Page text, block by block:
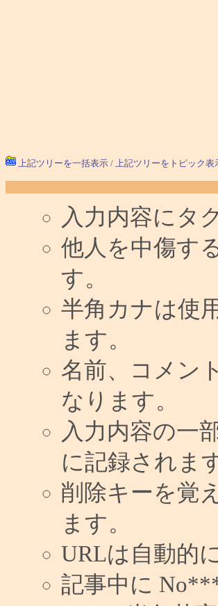
上記ツリーを一括表示 / 上記ツリーをトピック表
入力内容にタ
他人を中傷す
す。
半角カナは使
ます。
名前、コメン
なります。
入力内容の一
に記録されま
削除キーを覚
ます。
URLは自動的
記事中に